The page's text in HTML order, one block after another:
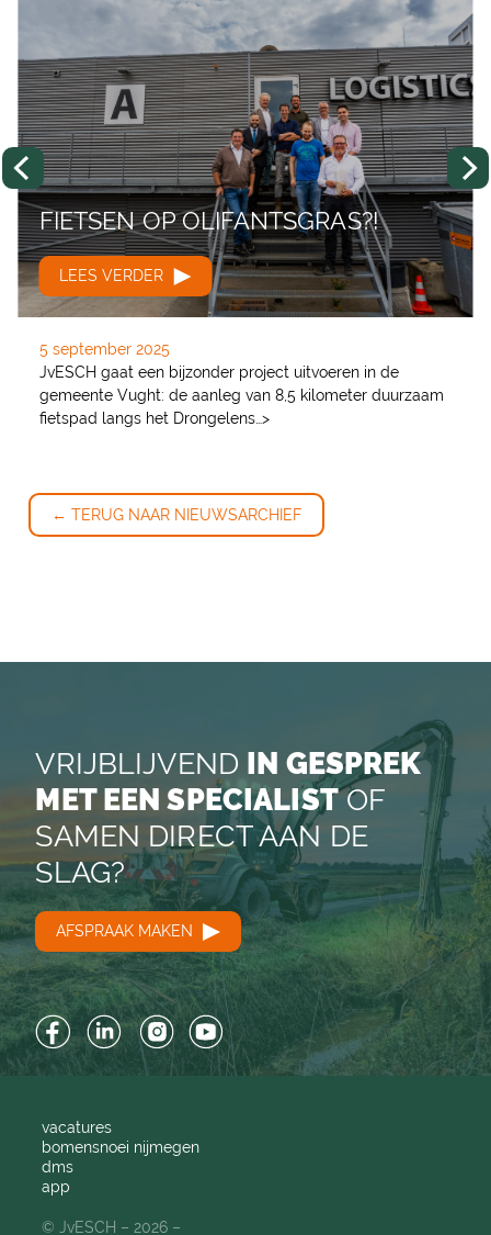
FIETSEN OP OLIFANTSGRAS?!
LEES VERDER
5 september 2025
JvESCH gaat een bijzonder project uitvoeren in de
gemeente Vught: de aanleg van 8,5 kilometer duurzaam
fietspad langs het Drongelens…>
← TERUG NAAR NIEUWSARCHIEF
VRIJBLIJVEND IN GESPREK
MET EEN SPECIALISTOF
SAMEN DIRECT AAN DE
SLAG?
AFSPRAAK MAKEN
FacebookLinkedInInstagramYouTube
vacatures
bomensnoei nijmegen
dms
app
© JvESCH – 2026 –